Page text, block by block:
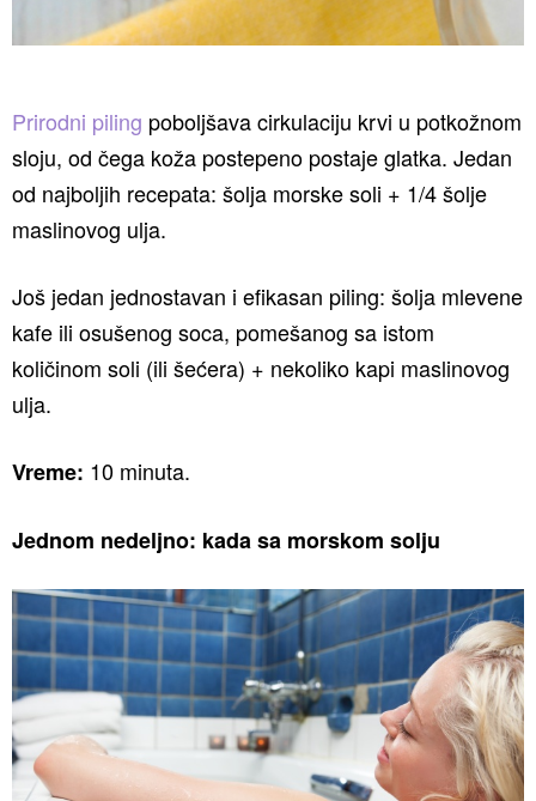
Prirodni piling poboljšava cirkulaciju krvi u potkožnom
sloju, od čega koža postepeno postaje glatka. Jedan
od najboljih recepata: šolja morske soli + 1/4 šolje
maslinovog ulja.
Još jedan jednostavan i efikasan piling: šolja mlevene
kafe ili osušenog soca, pomešanog sa istom
količinom soli (ili šećera) + nekoliko kapi maslinovog
ulja.
Vreme: 10 minuta.
Jednom nedeljno: kada sa morskom solju